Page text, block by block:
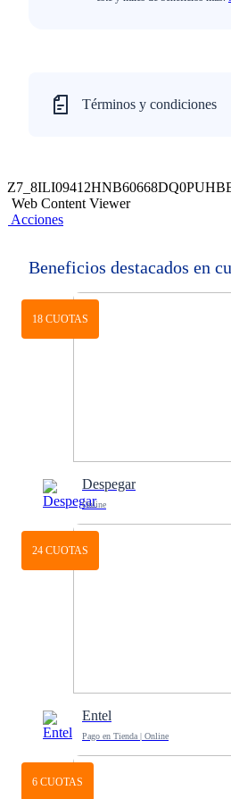
Términos y condiciones
Web Content Viewer
Acciones
Beneficios destacados en
18 CUOTAS
Despegar
Online
24 CUOTAS
Entel
Pago en Tienda | Online
6 CUOTAS